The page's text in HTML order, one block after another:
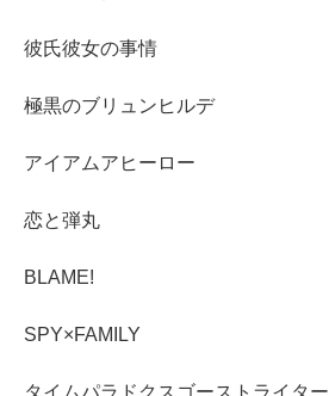
彼氏彼女の事情
極黒のブリュンヒルデ
アイアムアヒーロー
恋と弾丸
BLAME!
SPY×FAMILY